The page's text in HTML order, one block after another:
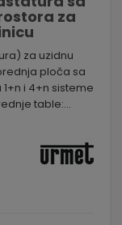
za
za uzidnu
ploča sa
i 4+n sisteme
table:...